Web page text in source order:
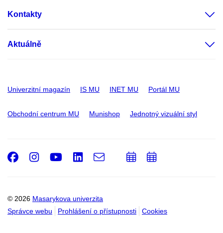
Kontakty
Aktuálně
Univerzitní magazín IS MU INET MU Portál MU
Obchodní centrum MU Munishop Jednotný vizuální styl
© 2026 Masarykova univerzita
Správce webu
Prohlášení o přístupnosti Cookies
Facebook
Instagram
Youtube
LinkedIn
e-
PřidatPřidat